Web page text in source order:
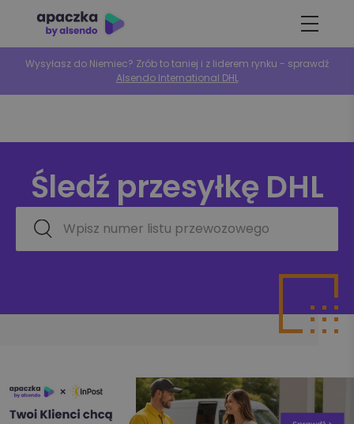
Wysyłasz do Niemiec? Zrób to taniej i z liderem rynku - sprawdź
Alsendo International DHL
Śledź przesyłkę DHL
Wpisz numer listu przewozowego